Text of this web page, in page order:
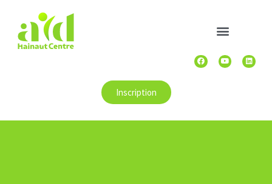
Inscription